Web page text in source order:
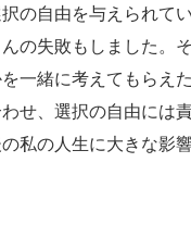
の自由を与えられて
の失敗もしました。
一緒に考えてもらえ
せ、選択の自由には
私の人生に大きな影